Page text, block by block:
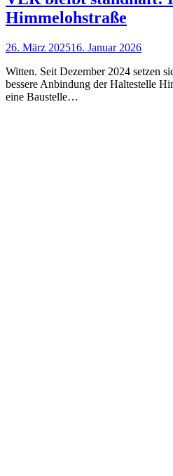
Himmelohstraße
26. März 202516. Januar 2026
Witten. Seit Dezember 2024 setzen
bessere An­bind­ung der Halte­stelle
eine Baustelle…